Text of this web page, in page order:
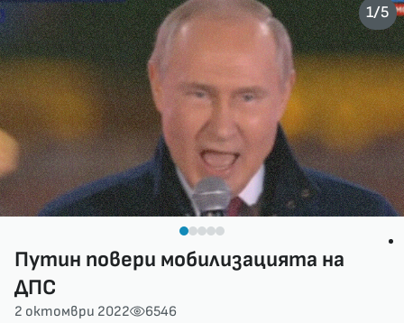
Путин повери мобилизацията на
ДПС
2 октомври 2022 6546
1/5